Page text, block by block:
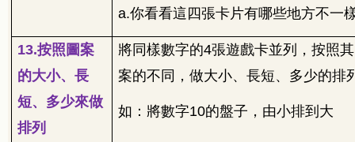
a.你看看這四張卡片有哪些地方不一
13.按照圖案
的大小、長
短、多少來做
排列
將同樣數字的4張遊戲卡並列，按照
案的不同，做大小、長短、多少的排
如：將數字10的盤子，由小排到大